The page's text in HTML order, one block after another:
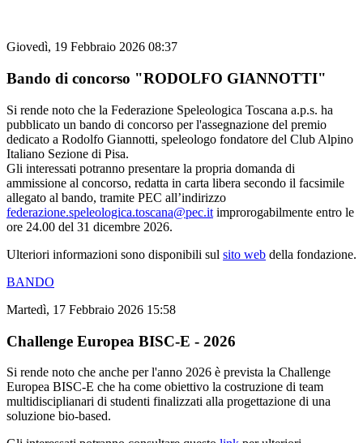
Giovedì, 19 Febbraio 2026 08:37
Bando di concorso "RODOLFO GIANNOTTI"
Si rende noto che la Federazione Speleologica Toscana a.p.s. ha
pubblicato un bando di concorso per l'assegnazione del premio
dedicato a Rodolfo Giannotti, speleologo fondatore del Club Alpino
Italiano Sezione di Pisa.
Gli interessati potranno presentare la propria domanda di
ammissione al concorso, redatta in carta libera secondo il facsimile
allegato al bando, tramite PEC all’indirizzo
federazione.speleologica.toscana@pec.it improrogabilmente entro le
ore 24.00 del 31 dicembre 2026.
Ulteriori informazioni sono disponibili sul sito web della fondazione.
BANDO
Martedì, 17 Febbraio 2026 15:58
Challenge Europea BISC-E - 2026
Si rende noto che anche per l'anno 2026 è prevista la Challenge
Europea BISC-E che ha come obiettivo la costruzione di team
multidisciplianari di studenti finalizzati alla progettazione di una
soluzione bio-based.